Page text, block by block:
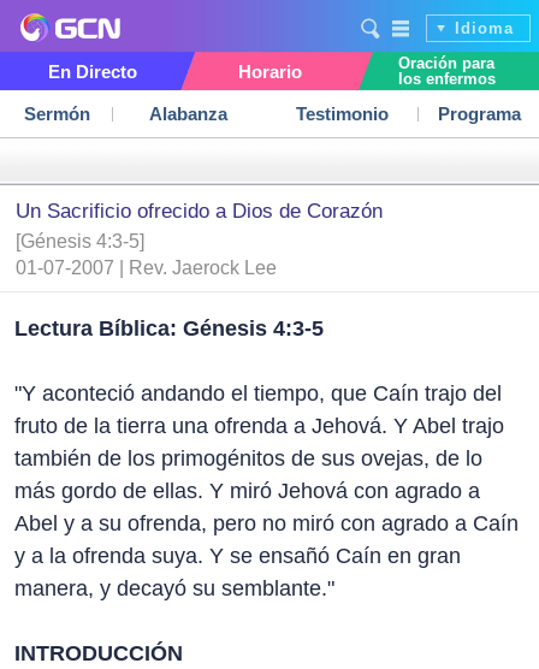
Idioma
En Directo Horario
Oración para
los enfermos
Sermón Alabanza Testimonio Programa
Un Sacrificio ofrecido a Dios de Corazón
[Génesis 4:3-5]
01-07-2007 | Rev. Jaerock Lee
Lectura Bíblica: Génesis 4:3-5
"Y aconteció andando el tiempo, que Caín trajo del
fruto de la tierra una ofrenda a Jehová. Y Abel trajo
también de los primogénitos de sus ovejas, de lo
más gordo de ellas. Y miró Jehová con agrado a
Abel y a su ofrenda, pero no miró con agrado a Caín
y a la ofrenda suya. Y se ensañó Caín en gran
manera, y decayó su semblante."
INTRODUCCIÓN